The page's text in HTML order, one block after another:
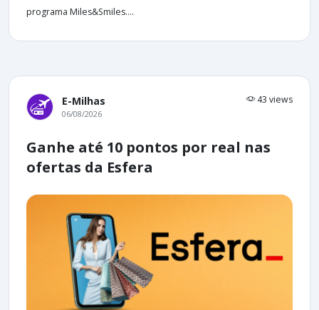
programa Miles&Smiles....
E-Milhas 43 views
06/08/2026
Ganhe até 10 pontos por real nas
ofertas da Esfera